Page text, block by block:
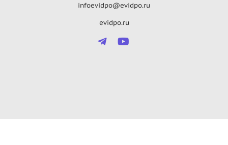
infoevidpo@evidpo.ru
evidpo.ru